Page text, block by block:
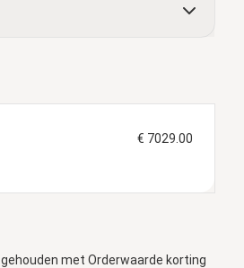
€ 7029.00
met Orderwaarde korting